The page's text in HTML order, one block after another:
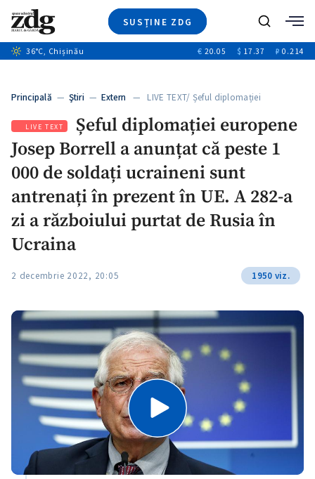
SUSȚINE ZDG
Ştiri
+13
Special
Blog
+1
Caută
36°C, Chișinău € 20.05 $ 17.37 ₽ 0.214
Principală — Ştiri — Extern — LIVE TEXT/ Șeful diplomației
LIVE TEXT
Șeful diplomației europene
Josep Borrell a anunțat că peste 1
000 de soldați ucraineni sunt
antrenați în prezent în UE. A 282-a
zi a războiului purtat de Rusia în
Ucraina
2 decembrie 2022, 20:05 1950 viz.